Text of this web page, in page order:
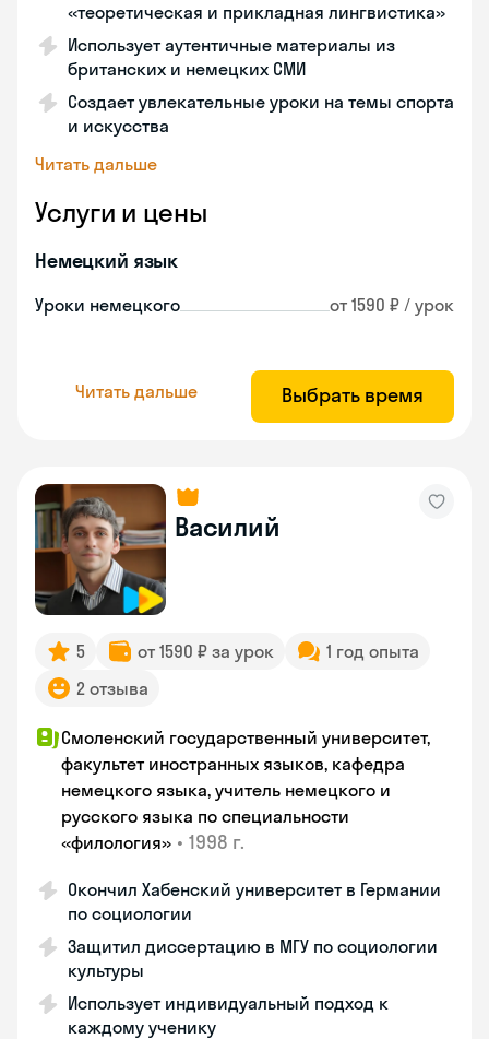
«теоретическая и прикладная лингвистика»
Использует аутентичные материалы из
британских и немецких СМИ
Создает увлекательные уроки на темы спорта
и искусства
Читать дальше
Услуги и цены
Немецкий язык
Уроки немецкого от 1590 ₽ / урок
Читать дальше Выбрать время
Василий
5 от 1590 ₽ за урок
1 год опыта
2 отзыва
Смоленский государственный университет,
факультет иностранных языков, кафедра
немецкого языка, учитель немецкого и
русского языка по специальности
«филология» • 1998 г.
Окончил Хабенский университет в Германии
по социологии
Защитил диссертацию в МГУ по социологии
культуры
Использует индивидуальный подход к
каждому ученику